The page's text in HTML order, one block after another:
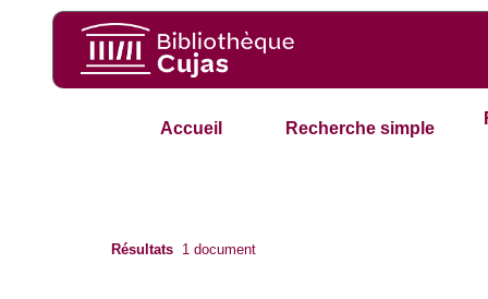
Accueil Recherche simple
Résultats 1 document